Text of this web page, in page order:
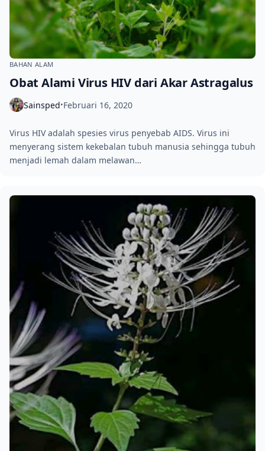
BAHAN ALAM
Obat Alami Virus HIV dari Akar Astragalus
Sainsped•Februari 16, 2020
Virus HIV adalah spesies virus penyebab AIDS. Virus ini
menyerang sistem kekebalan tubuh manusia sehingga tubuh
menjadi lemah dalam melawan…